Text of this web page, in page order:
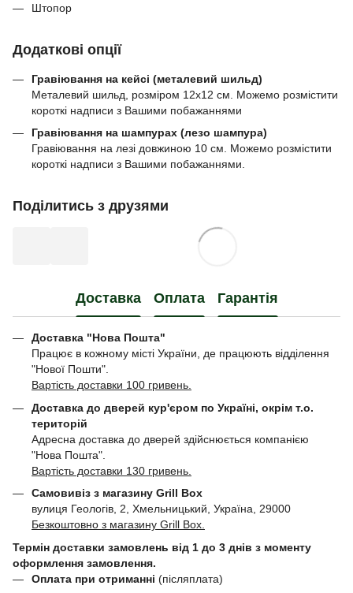
Штопор
Додаткові опції
Гравіювання на кейсі (металевий шильд)
Металевий шильд, розміром 12х12 см. Можемо розмістити
короткі надписи з Вашими побажаннями
Гравіювання на шампурах (лезо шампура)
Гравіювання на лезі довжиною 10 см. Можемо розмістити
короткі надписи з Вашими побажаннями.
Поділитись з друзями
Доставка Оплата Гарантія
Доставка "Нова Пошта"
Працює в кожному місті України, де працюють відділення
"Нової Пошти".
Вартість доставки 100 гривень.
Доставка до дверей кур'єром по Україні, окрім т.о.
територій
Адресна доставка до дверей здійснюється компанією
"Нова Пошта".
Вартість доставки 130 гривень.
Самовивіз з магазину Grill Box
вулиця Геологів, 2, Хмельницький, Україна, 29000
Безкоштовно з магазину Grill Box.
Термін доставки замовлень від 1 до 3 днів з моменту
оформлення замовлення.
Оплата при отриманні (післяплата)